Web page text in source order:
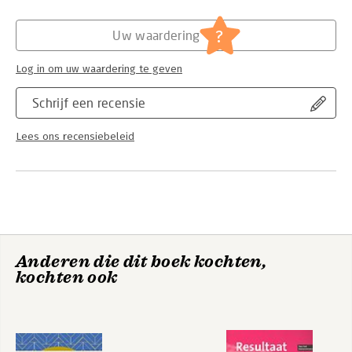
Non-fictie informatief/professioneel
Schrijf een recensie
Lees ons recensiebeleid
Uw waardering ?
Log in om uw waardering te geven
Anderen die dit boek kochten,
kochten ook